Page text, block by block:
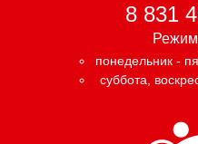
8 831
понедельник -
суббота,